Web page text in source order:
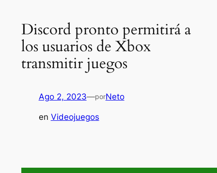
Discord pronto permitirá a
los usuarios de Xbox
transmitir juegos
Ago 2, 2023—porNeto
en Videojuegos